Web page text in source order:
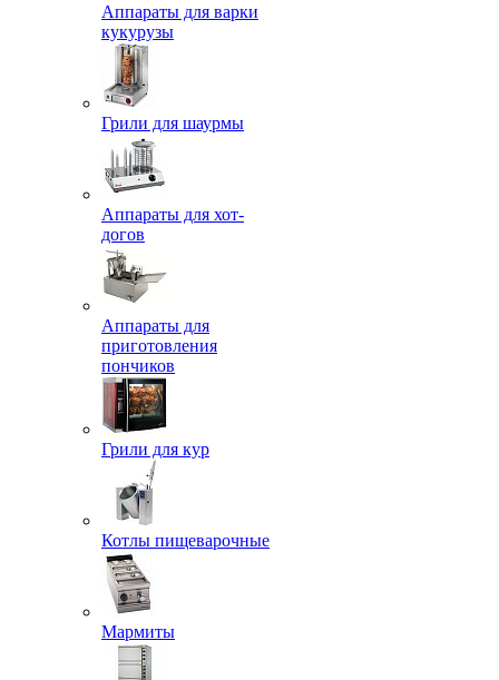
Аппараты для варки
кукурузы
Грили для шаурмы
Аппараты для хот-
догов
Аппараты для
приготовления
пончиков
Грили для кур
Котлы пищеварочные
Мармиты